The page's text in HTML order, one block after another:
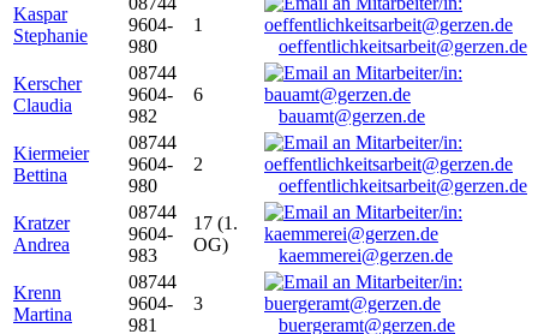
Kaspar
Stephanie
9604-
980
1
oeffentlichkeitsarbeit@gerzen.de
Kerscher
Claudia
08744
9604-
982
6
bauamt@gerzen.de
Kiermeier
Bettina
08744
9604-
980
2
oeffentlichkeitsarbeit@gerzen.de
Kratzer
Andrea
08744
9604-
983
17 (1.
OG)
kaemmerei@gerzen.de
Krenn
Martina
08744
9604-
981
3
buergeramt@gerzen.de